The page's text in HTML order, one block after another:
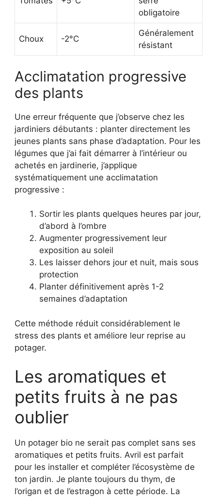
obligatoire
Choux -2°C
Généralement
résistant
Acclimatation progressive
des plants
Une erreur fréquente que j’observe chez les
jardiniers débutants : planter directement les
jeunes plants sans phase d’adaptation. Pour les
légumes que j’ai fait démarrer à l’intérieur ou
achetés en jardinerie, j’applique
systématiquement une acclimatation
progressive :
Sortir les plants quelques heures par jour,
d’abord à l’ombre
Augmenter progressivement leur
exposition au soleil
Les laisser dehors jour et nuit, mais sous
protection
Planter définitivement après 1-2
semaines d’adaptation
Cette méthode réduit considérablement le
stress des plants et améliore leur reprise au
potager.
Les aromatiques et
petits fruits à ne pas
oublier
Un potager bio ne serait pas complet sans ses
aromatiques et petits fruits. Avril est parfait
pour les installer et compléter l’écosystème de
ton jardin. Je plante toujours du thym, de
l’origan et de l’estragon à cette période. La